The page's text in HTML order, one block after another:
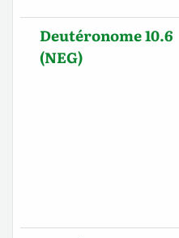
Deutéronome 10.6
(NEG)